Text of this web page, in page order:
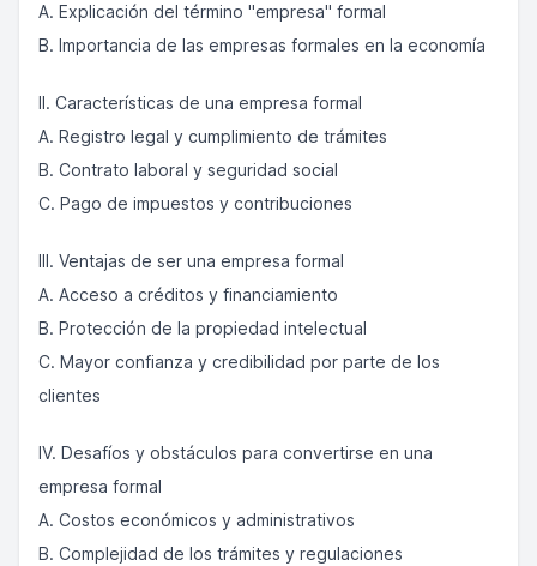
A. Explicación del término "empresa" formal
B. Importancia de las empresas formales en la economía
II. Características de una empresa formal
A. Registro legal y cumplimiento de trámites
B. Contrato laboral y seguridad social
C. Pago de impuestos y contribuciones
III. Ventajas de ser una empresa formal
A. Acceso a créditos y financiamiento
B. Protección de la propiedad intelectual
C. Mayor confianza y credibilidad por parte de los
clientes
IV. Desafíos y obstáculos para convertirse en una
empresa formal
A. Costos económicos y administrativos
B. Complejidad de los trámites y regulaciones